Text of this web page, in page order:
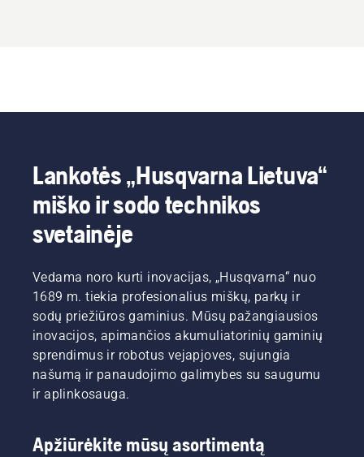
Lankotės „Husqvarna Lietuva“
miško ir sodo technikos
svetainėje
Vedama noro kurti inovacijas, „Husqvarna“ nuo
1689 m. tiekia profesionalius miškų, parkų ir
sodų priežiūros gaminius. Mūsų pažangiausios
inovacijos, apimančios akumuliatorinių gaminių
sprendimus ir robotus vejapjoves, sujungia
našumą ir panaudojimo galimybes su saugumu
ir aplinkosauga.
Apžiūrėkite mūsų asortimentą